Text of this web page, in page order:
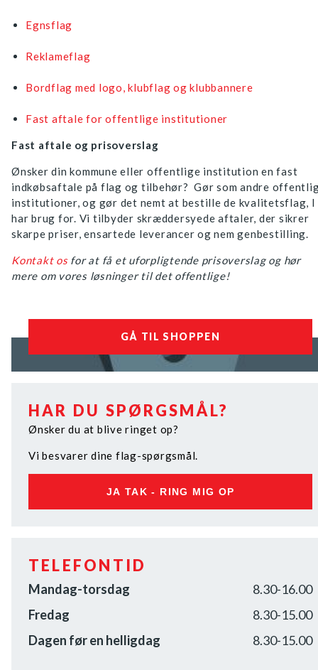
Egnsflag
Reklameflag
Bordflag med logo, klubflag og klubbannere
Fast aftale for offentlige institutioner
Fast aftale og prisoverslag
Ønsker din kommune eller offentlige institution en fast
indkøbsaftale på flag og tilbehør? Gør som andre
institutioner, og gør det nemt at bestille de kvalitetsflag, I
har brug for. Vi tilbyder skræddersyede aftaler, der sikrer
skarpe priser, ensartede leverancer og nem genbestilling.
Kontakt osfor at få et uforpligtende prisoverslag og hør
mere om vores løsninger til det offentlige!
GÅ TIL SHOPPEN
HAR DU SPØRGSMÅL?
Ønsker du at blive ringet op?
Vi besvarer dine flag-spørgsmål.
JA TAK - RING MIG OP
TELEFONTID
Mandag-torsdag
8.30-16.00
Fredag
8.30-15.00
Dagen før en helligdag
8.30-15.00